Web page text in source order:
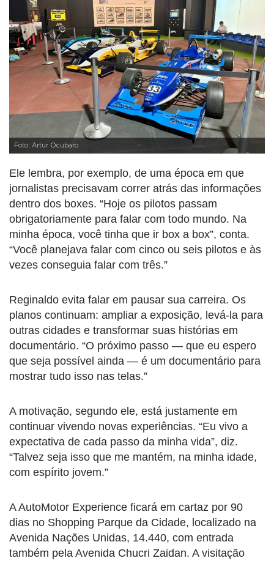
Foto: Artur Ocubaro
Ele lembra, por exemplo, de uma época em que
jornalistas precisavam correr atrás das informações
dentro dos boxes. “Hoje os pilotos passam
obrigatoriamente para falar com todo mundo. Na
minha época, você tinha que ir box a box”, conta.
“Você planejava falar com cinco ou seis pilotos e às
vezes conseguia falar com três.”
Reginaldo evita falar em pausar sua carreira. Os
planos continuam: ampliar a exposição, levá-la para
outras cidades e transformar suas histórias em
documentário. “O próximo passo — que eu espero
que seja possível ainda — é um documentário para
mostrar tudo isso nas telas.”
A motivação, segundo ele, está justamente em
continuar vivendo novas experiências. “Eu vivo a
expectativa de cada passo da minha vida”, diz.
“Talvez seja isso que me mantém, na minha idade,
com espírito jovem.”
A AutoMotor Experience ficará em cartaz por 90
dias no Shopping Parque da Cidade, localizado na
Avenida Nações Unidas, 14.440, com entrada
também pela Avenida Chucri Zaidan. A visitação